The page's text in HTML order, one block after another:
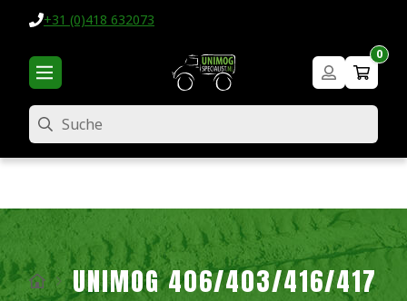
+31 (0)418 632073
0
Suche
UNIMOG 406/403/416/417